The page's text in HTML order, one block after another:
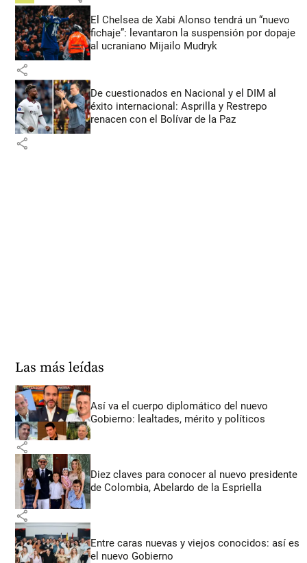
El Chelsea de Xabi Alonso tendrá un “nuevo
fichaje”: levantaron la suspensión por dopaje
al ucraniano Mijailo Mudryk
share
De cuestionados en Nacional y el DIM al
éxito internacional: Asprilla y Restrepo
renacen con el Bolívar de la Paz
share
Las más leídas
Así va el cuerpo diplomático del nuevo
Gobierno: lealtades, mérito y políticos
share
Diez claves para conocer al nuevo presidente
de Colombia, Abelardo de la Espriella
share
Entre caras nuevas y viejos conocidos: así es
el nuevo Gobierno